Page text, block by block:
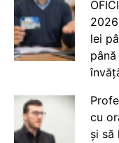
lei
cu
și să